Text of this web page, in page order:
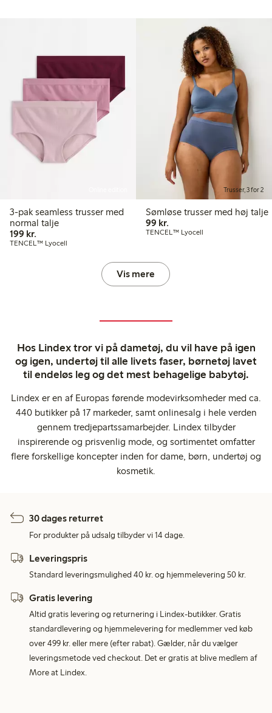
3-pak seamless trusser med
normal talje
199 kr.
TENCEL™ Lyocell
Trusser, 3 for 2
Sømløse trusser med høj talje
99 kr.99,00 kr.
TENCEL™ Lyocell
Vis mere
Hos Lindex tror vi på dametøj, du vil have på igen
og igen, undertøj til alle livets faser, børnetøj lavet
til endeløs leg og det mest behagelige babytøj.
Lindex er en af Europas førende modevirksomheder med ca.
440 butikker på 17 markeder, samt onlinesalg i hele verden
gennem tredjepartssamarbejder. Lindex tilbyder
inspirerende og prisvenlig mode, og sortimentet omfatter
flere forskellige koncepter inden for dame, børn, undertøj og
kosmetik.
30 dages returret
For produkter på udsalg tilbyder vi 14 dage.
Leveringspris
Standard leveringsmulighed 40 kr. og hjemmelevering 50 kr.
Gratis levering
Altid gratis levering og returnering i Lindex-butikker. Gratis
standardlevering og hjemmelevering for medlemmer ved køb
over 499 kr. eller mere (efter rabat). Gælder, når du vælger
leveringsmetode ved checkout. Det er gratis at blive medlem af
More at Lindex.